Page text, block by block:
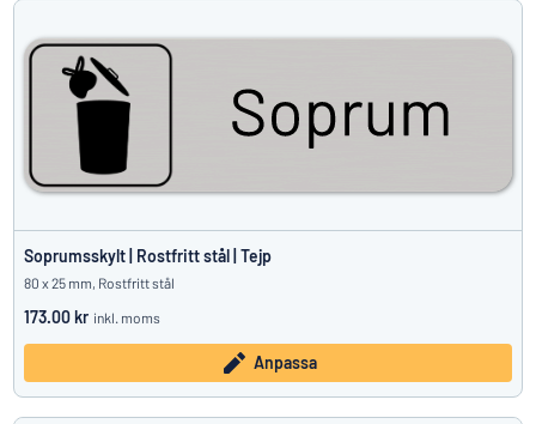
Soprumsskylt | Rostfritt stål | Tejp
80 x 25 mm, Rostfritt stål
173.00 kr inkl. moms
Anpassa